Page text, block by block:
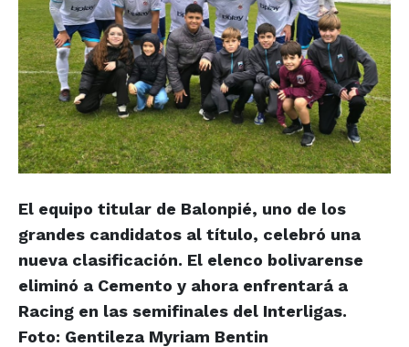
El equipo titular de Balonpié, uno de los
grandes candidatos al título, celebró una
nueva clasificación. El elenco bolivarense
eliminó a Cemento y ahora enfrentará a
Racing en las semifinales del Interligas.
Foto: Gentileza Myriam Bentin